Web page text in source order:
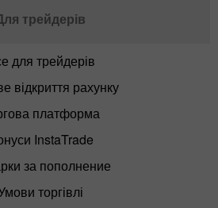
трейдерів
для трейдерів
відкриття рахунку
платформа
InstaTrade
за пополнение
торгівлі